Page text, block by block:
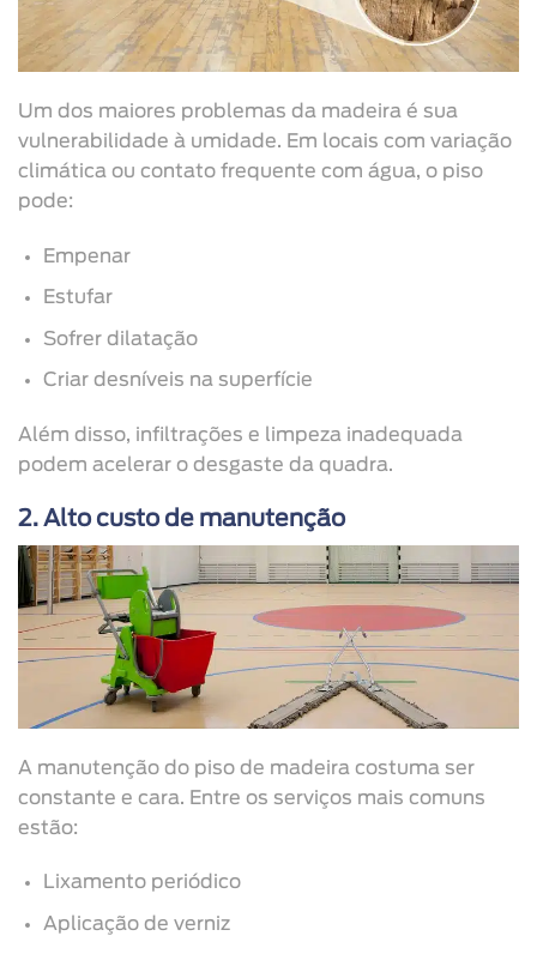
Um dos maiores problemas da madeira é sua
vulnerabilidade à umidade. Em locais com variação
climática ou contato frequente com água, o piso
pode:
Empenar
Estufar
Sofrer dilatação
Criar desníveis na superfície
Além disso, infiltrações e limpeza inadequada
podem acelerar o desgaste da quadra.
2. Alto custo de manutenção
A manutenção do piso de madeira costuma ser
constante e cara. Entre os serviços mais comuns
estão:
Lixamento periódico
Aplicação de verniz